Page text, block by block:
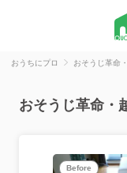
おうちにプロ おそうじ革命
おそうじ革命・
Before